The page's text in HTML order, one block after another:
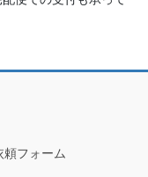
フォーム